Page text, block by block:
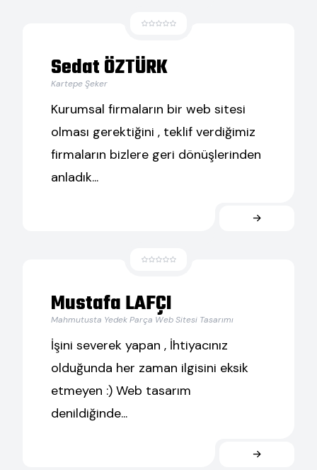
Sedat ÖZTÜRK
Kartepe Şeker
Kurumsal firmaların bir web sitesi
olması gerektiğini , teklif verdiğimiz
firmaların bizlere geri dönüşlerinden
anladık...
Mustafa LAFÇI
Mahmutusta Yedek Parça Web Sitesi Tasarımı
İşini severek yapan , İhtiyacınız
olduğunda her zaman ilgisini eksik
etmeyen :) Web tasarım
denildiğinde...